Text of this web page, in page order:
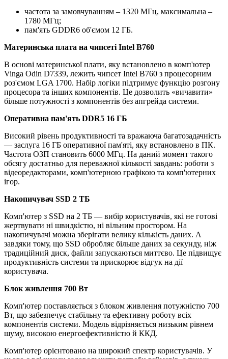
частота за замовчуванням – 1320 МГц, максимальна –
1780 МГц;
пам'ять GDDR6 об'ємом 12 ГБ.
Материнська плата на чипсеті Intel B760
В основі материнської плати, яку встановлено в комп'ютер
Vinga Odin D7339, лежить чипсет Intel B760 з процесорним
роз'ємом LGA 1700. Набір логіки підтримує функцію розгону
процесора та інших компонентів. Це дозволить «вичавити»
більше потужності з компонентів без апгрейда системи.
Оперативна пам'ять DDR5 16 ГБ
Високий рівень продуктивності та вражаюча багатозадачність
— заслуга 16 ГБ оперативної пам'яті, яку встановлено в ПК.
Частота ОЗП становить 6000 МГц. На даний момент такого
обсягу достатньо для переважної кількості завдань: роботи з
відеоредакторами, комп'ютерною графікою та комп'ютерних
ігор.
Накопичувач SSD 2 ТБ
Комп'ютер з SSD на 2 ТБ — вибір користувачів, які не готові
жертвувати ні швидкістю, ні вільним простором. На
накопичувачі можна зберігати велику кількість даних. А
завдяки тому, що SSD обробляє більше даних за секунду, ніж
традиційний диск, файли запускаються миттєво. Це підвищує
продуктивність системи та прискорює відгук на дії
користувача.
Блок живлення 700 Вт
Комп'ютер поставляється з блоком живлення потужністю 700
Вт, що забезпечує стабільну та ефективну роботу всіх
компонентів системи. Модель відрізняється низьким рівнем
шуму, високою енергоефективністю й ККД.
Комп'ютер орієнтовано на широкий спектр користувачів. У